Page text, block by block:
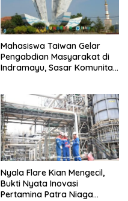
Mahasiswa Taiwan Gelar
Pengabdian Masyarakat di
Indramayu, Sasar Komunitas
Nyala Flare Kian Mengecil,
Bukti Nyata Inovasi
Pertamina Patra Niaga